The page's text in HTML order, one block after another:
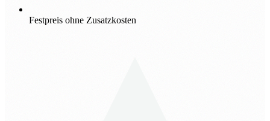
Festpreis ohne Zusatzkosten